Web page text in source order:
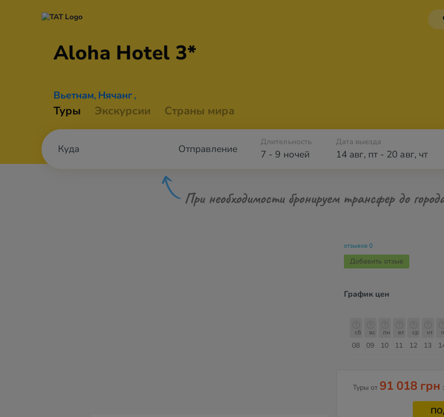
Aloha Hotel 3*
Вьетнам, Нячанг ,
Туры Экскурсии Страны мира
Отправление 7 - 9 ночей
Длительность Дата выезда
14 авг, пт- 20 авг, чт
При необходимости бронируем трансфер до
отзывов 0
Добавить отзыв
График цен
08
сб
09
вс
10
пн
11
вт
12
ср
13
чт
Туры от 91 018 грн